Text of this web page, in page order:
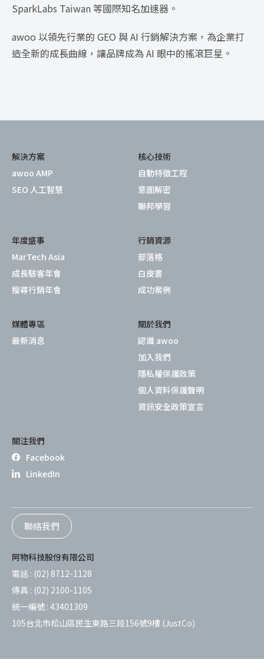
SparkLabs Taiwan 等國際知名加速器。
awoo 以領先行業的 GEO 與 AI 行銷解決方案，為企業打
造全新的成長曲線，讓品牌成為 AI 眼中的搖滾巨星。
解決方案
awoo AMP
SEO 人工智慧
核心技術
自動特徵工程
意圖解密
聯邦學習
年度盛事
MarTech Asia
成長駭客年會
搜尋行銷年會
行銷資源
部落格
白皮書
成功案例
媒體專區
最新消息
關於我們
認識 awoo
加入我們
隱私權保護政策
個人資料保護聲明
資訊安全政策宣言
關注我們
Facebook
LinkedIn
聯絡我們
阿物科技股份有限公司
電話 : (02) 8712-1128
傳真 : (02) 2100-1105
統一編號 : 43401309
105台北市松山區民生東路三段156號9樓 (JustCo)